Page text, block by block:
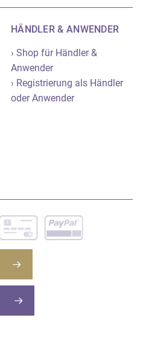
HÄNDLER & ANWENDER
› Shop für Händler &
Anwender
› Registrierung als Händler
oder Anwender